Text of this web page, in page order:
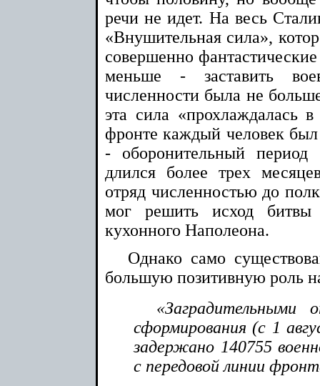
речи не идет. На весь
«Внушительная сила»,
совершенно
меньше - заставить
численности была не
эта сила «прохлаждалась
фронте каждый человек
- оборонительный период
длился более трех
отряд численностью до
мог решить исход
кухонного Наполеона.
Однако само
большую позитивную роль
«Заградительными
сформирования (с 1
задержано 140755
с передовой линии